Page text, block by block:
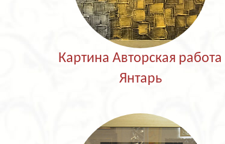
Картина Авторская работа
Янтарь